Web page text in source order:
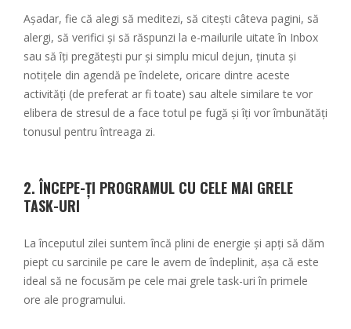
Așadar, fie că alegi să meditezi, să citești câteva pagini, să
alergi, să verifici și să răspunzi la e-mailurile uitate în Inbox
sau să îți pregătești pur și simplu micul dejun, ținuta și
notițele din agendă pe îndelete, oricare dintre aceste
activități (de preferat ar fi toate) sau altele similare te vor
elibera de stresul de a face totul pe fugă și îți vor îmbunătăți
tonusul pentru întreaga zi.
2. ÎNCEPE-ȚI PROGRAMUL CU CELE MAI GRELE
TASK-URI
La începutul zilei suntem încă plini de energie și apți să dăm
piept cu sarcinile pe care le avem de îndeplinit, așa că este
ideal să ne focusăm pe cele mai grele task-uri în primele
ore ale programului.